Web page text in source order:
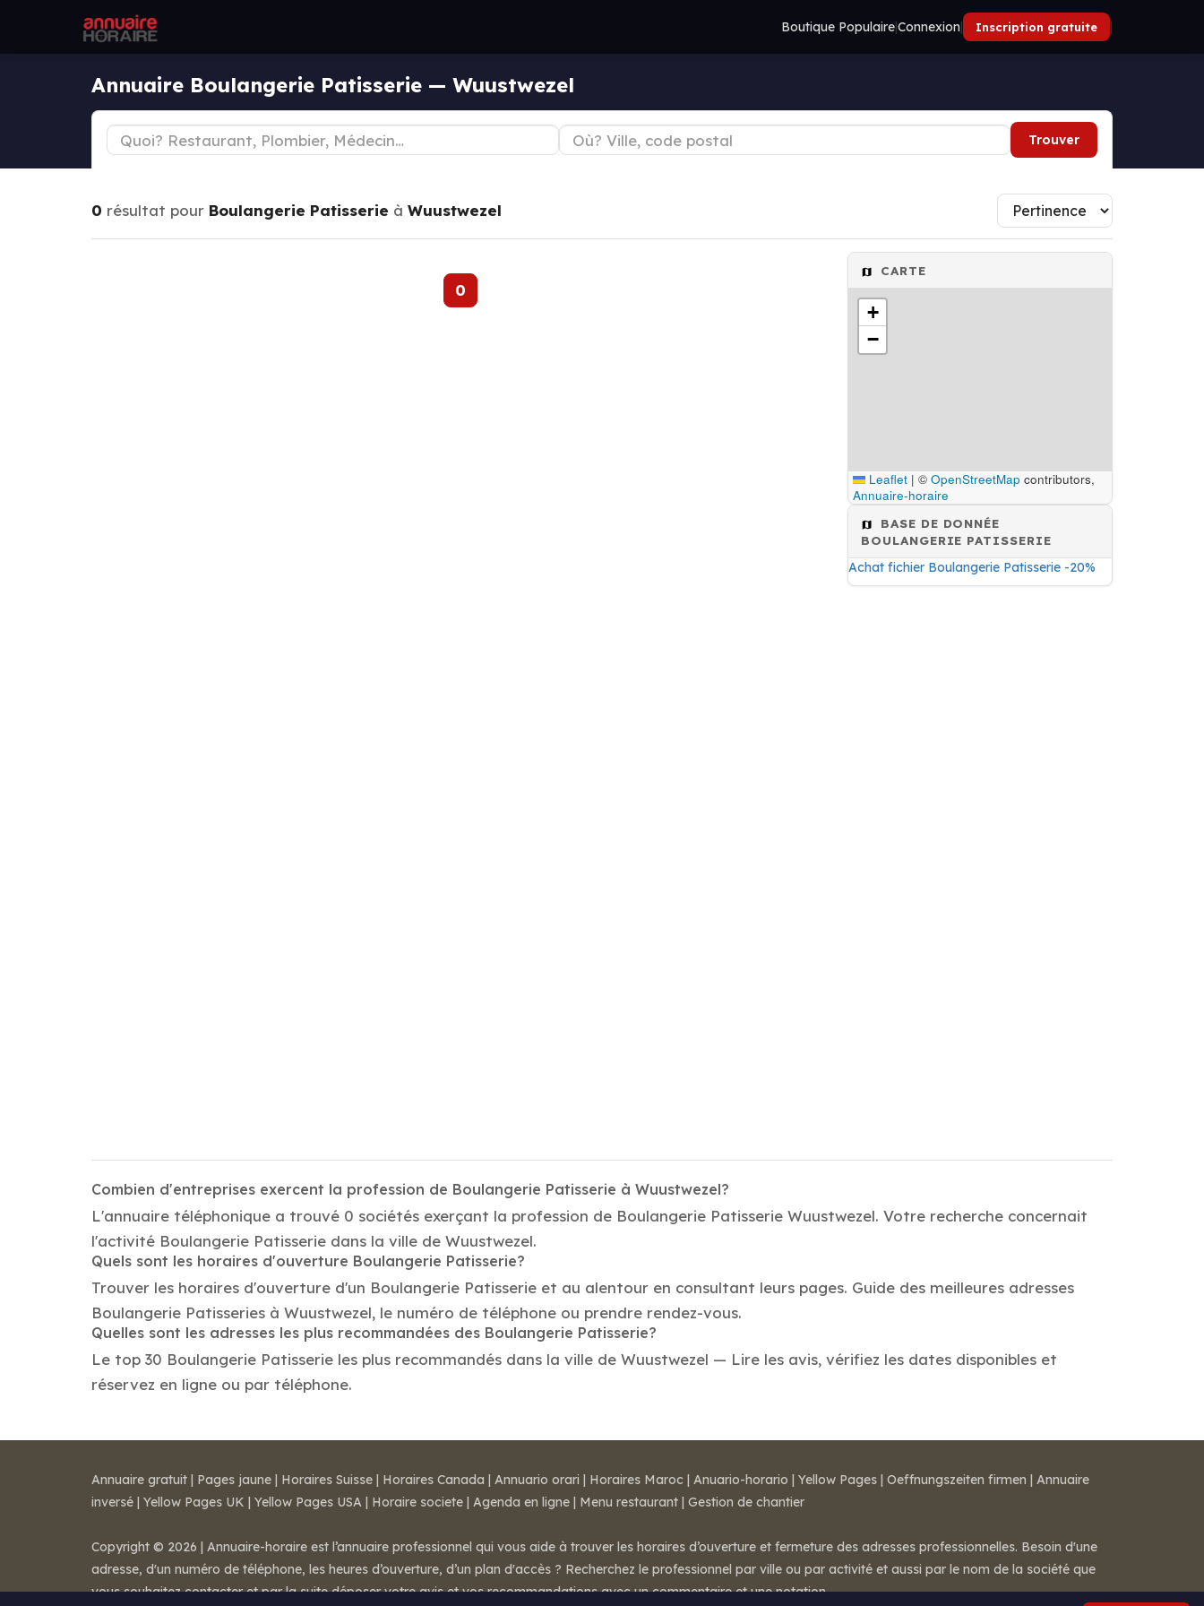
Boutique Populaire|Connexion| Inscription gratuite |
Annuaire Boulangerie Patisserie — Wuustwezel
Trouver
0 résultat pour Boulangerie Patisserie à Wuustwezel
0
CARTE
+
−
Leaflet | © OpenStreetMap contributors,
Annuaire-horaire
BASE DE DONNÉE
BOULANGERIE PATISSERIE
Achat fichier Boulangerie Patisserie -20%
Combien d'entreprises exercent la profession de Boulangerie Patisserie à Wuustwezel?
L'annuaire téléphonique a trouvé 0 sociétés exerçant la profession de Boulangerie Patisserie Wuustwezel. Votre recherche concernait
l'activité Boulangerie Patisserie dans la ville de Wuustwezel.
Quels sont les horaires d'ouverture Boulangerie Patisserie?
Trouver les horaires d'ouverture d'un Boulangerie Patisserie et au alentour en consultant leurs pages. Guide des meilleures adresses
Boulangerie Patisseries à Wuustwezel, le numéro de téléphone ou prendre rendez-vous.
Quelles sont les adresses les plus recommandées des Boulangerie Patisserie?
Le top 30 Boulangerie Patisserie les plus recommandés dans la ville de Wuustwezel — Lire les avis, vérifiez les dates disponibles et
réservez en ligne ou par téléphone.
Annuaire gratuit | Pages jaune | Horaires Suisse | Horaires Canada | Annuario orari | Horaires Maroc | Anuario-horario | Yellow Pages | Oeffnungszeiten firmen | Annuaire
inversé | Yellow Pages UK | Yellow Pages USA | Horaire societe | Agenda en ligne | Menu restaurant | Gestion de chantier
Copyright © 2026 | Annuaire-horaire est l’annuaire professionnel qui vous aide à trouver les horaires d’ouverture et fermeture des adresses professionnelles. Besoin d'une
adresse, d'un numéro de téléphone, les heures d’ouverture, d’un plan d'accès ? Recherchez le professionnel par ville ou par activité et aussi par le nom de la société que
vous souhaitez contacter et par la suite déposer votre avis et vos recommandations avec un commentaire et une notation.